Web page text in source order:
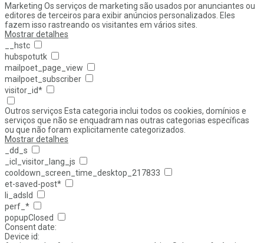
Marketing Os serviços de marketing são usados por anunciantes ou
editores de terceiros para exibir anúncios personalizados. Eles
fazem isso rastreando os visitantes em vários sites.
Mostrar detalhes
__hstc
hubspotutk
mailpoet_page_view
mailpoet_subscriber
visitor_id*
Outros serviços Esta categoria inclui todos os cookies, domínios e
serviços que não se enquadram nas outras categorias específicas
ou que não foram explicitamente categorizados.
Mostrar detalhes
_dd_s
_icl_visitor_lang_js
cooldown_screen_time_desktop_217833
et-saved-post*
li_adsId
perf_*
popupClosed
Consent date:
Device id: